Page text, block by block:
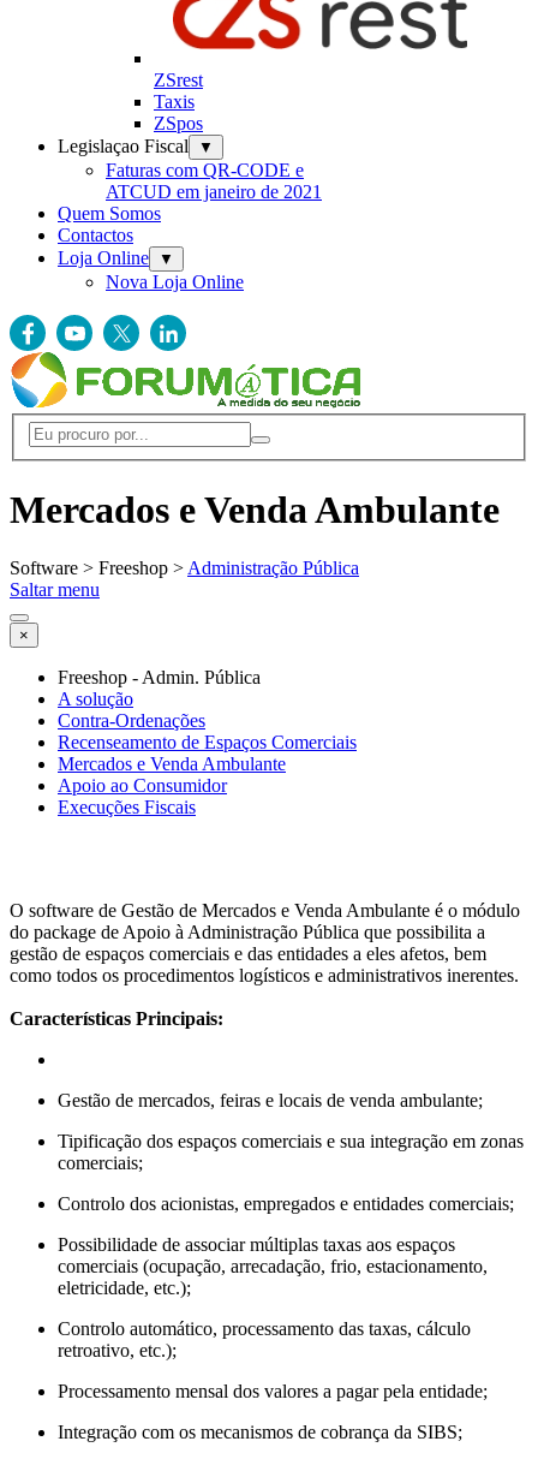
ZSrest
Taxis
ZSpos
Legislaçao Fiscal
▼
Faturas com QR-CODE e
ATCUD em janeiro de 2021
Quem Somos
Contactos
Loja Online
▼
Nova Loja Online
Mercados e Venda Ambulante
Software > Freeshop > Administração Pública
Saltar menu
×
Freeshop - Admin. Pública
A solução
Contra-Ordenações
Recenseamento de Espaços Comerciais
Mercados e Venda Ambulante
Apoio ao Consumidor
Execuções Fiscais
O software de Gestão de Mercados e Venda Ambulante é o módulo
do package de Apoio à Administração Pública que possibilita a
gestão de espaços comerciais e das entidades a eles afetos, bem
como todos os procedimentos logísticos e administrativos inerentes.
Características Principais:
Gestão de mercados, feiras e locais de venda ambulante;
Tipificação dos espaços comerciais e sua integração em zonas
comerciais;
Controlo dos acionistas, empregados e entidades comerciais;
Possibilidade de associar múltiplas taxas aos espaços
comerciais (ocupação, arrecadação, frio, estacionamento,
eletricidade, etc.);
Controlo automático, processamento das taxas, cálculo
retroativo, etc.);
Processamento mensal dos valores a pagar pela entidade;
Integração com os mecanismos de cobrança da SIBS;